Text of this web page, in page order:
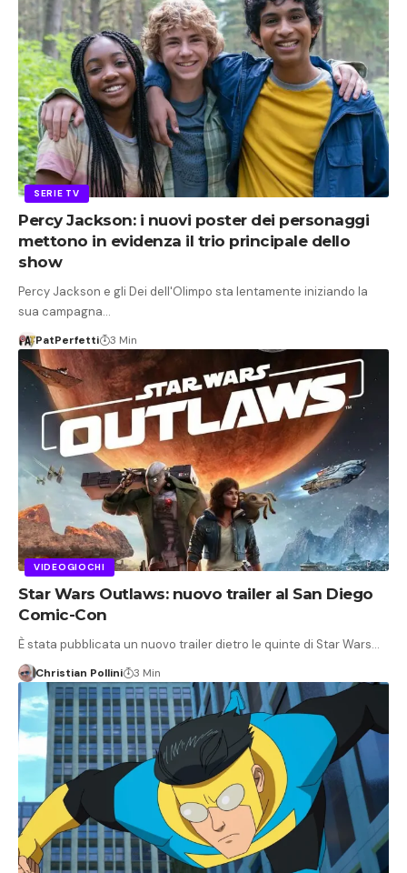
SERIE TV
Percy Jackson: i nuovi poster dei personaggi
mettono in evidenza il trio principale dello
show
Percy Jackson e gli Dei dell'Olimpo sta lentamente iniziando la
sua campagna…
PatPerfetti 3 Min
VIDEOGIOCHI
Star Wars Outlaws: nuovo trailer al San Diego
Comic-Con
È stata pubblicata un nuovo trailer dietro le quinte di Star Wars…
Christian Pollini 3 Min